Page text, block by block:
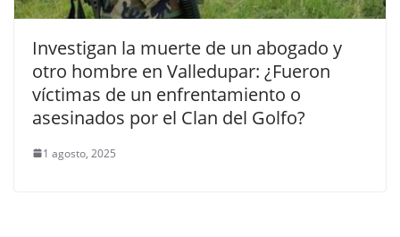
Investigan la muerte de un abogado y
otro hombre en Valledupar: ¿Fueron
víctimas de un enfrentamiento o
asesinados por el Clan del Golfo?
1 agosto, 2025